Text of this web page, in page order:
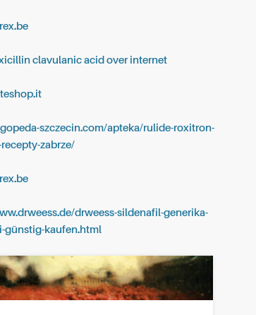
clavulanic acid over internet
szczecin.com/apteka/rulide-roxitron-
zabrze/
drweess-sildenafil-generika-
günstig-kaufen.html